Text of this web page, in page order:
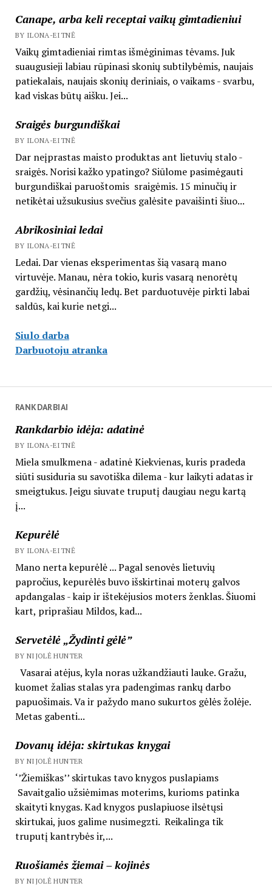
Canape, arba keli receptai vaikų gimtadieniui
BY ILONA-EITNĖ
Vaikų gimtadieniai rimtas išmėginimas tėvams. Juk
suaugusieji labiau rūpinasi skonių subtilybėmis, naujais
patiekalais, naujais skonių deriniais, o vaikams - svarbu,
kad viskas būtų aišku. Jei...
Sraigės burgundiškai
BY ILONA-EITNĖ
Dar neįprastas maisto produktas ant lietuvių stalo -
sraigės. Norisi kažko ypatingo? Siūlome pasimėgauti
burgundiškai paruoštomis sraigėmis. 15 minučių ir
netikėtai užsukusius svečius galėsite pavaišinti šiuo...
Abrikosiniai ledai
BY ILONA-EITNĖ
Ledai. Dar vienas eksperimentas šią vasarą mano
virtuvėje. Manau, nėra tokio, kuris vasarą nenorėtų
gardžių, vėsinančių ledų. Bet parduotuvėje pirkti labai
saldūs, kai kurie netgi...
Siulo darba
Darbuotoju atranka
RANKDARBIAI
Rankdarbio idėja: adatinė
BY ILONA-EITNĖ
Miela smulkmena - adatinė Kiekvienas, kuris pradeda
siūti susiduria su savotiška dilema - kur laikyti adatas ir
smeigtukus. Jeigu siuvate truputį daugiau negu kartą
į...
Kepurėlė
BY ILONA-EITNĖ
Mano nerta kepurėlė ... Pagal senovės lietuvių
papročius, kepurėlės buvo išskirtinai moterų galvos
apdangalas - kaip ir ištekėjusios moters ženklas. Šiuomi
kart, priprašiau Mildos, kad...
Servetėlė „Žydinti gėlė”
BY NIJOLĖ HUNTER
Vasarai atėjus, kyla noras užkandžiauti lauke. Gražu,
kuomet žalias stalas yra padengimas rankų darbo
papuošimais. Va ir pažydo mano sukurtos gėlės žolėje.
Metas gabenti...
Dovanų idėja: skirtukas knygai
BY NIJOLĖ HUNTER
‘’Žiemiškas’’ skirtukas tavo knygos puslapiams
Savaitgalio užsiėmimas moterims, kurioms patinka
skaityti knygas. Kad knygos puslapiuose ilsėtųsi
skirtukai, juos galime nusimegzti. Reikalinga tik
truputį kantrybės ir,...
Ruošiamės žiemai – kojinės
BY NIJOLĖ HUNTER